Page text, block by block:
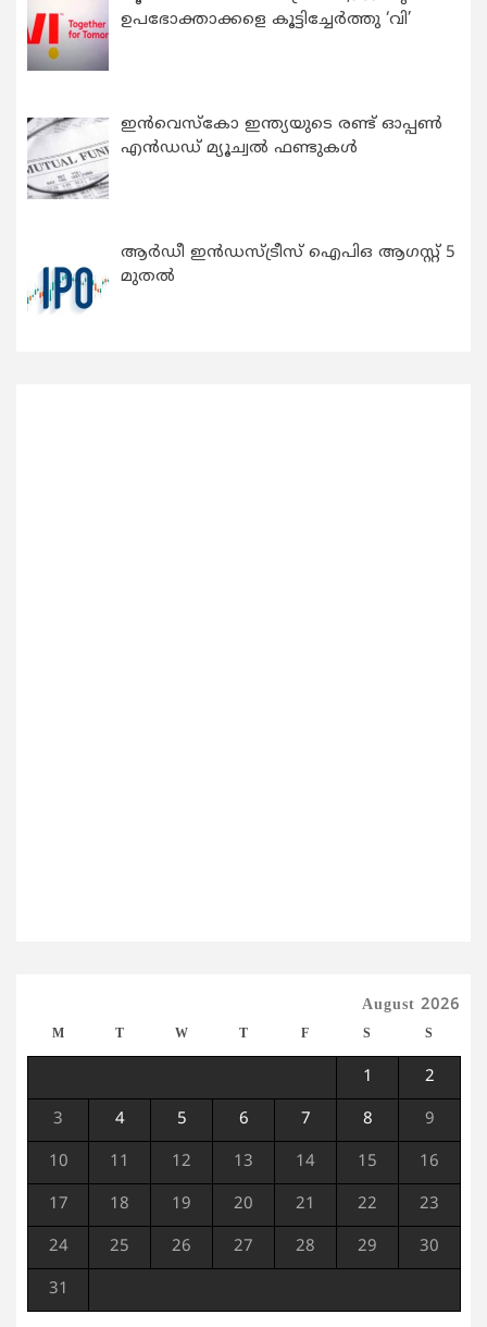
ഉപഭോക്താക്കളെ കൂട്ടിച്ചേർത്തു ‘വി’
ഇന്‍വെസ്കോ ഇന്ത്യയുടെ രണ്ട് ഓപ്പണ്‍
എന്‍ഡഡ് മ്യൂച്വല്‍ ഫണ്ടുകള്‍
ആർഡീ ഇൻഡസ്ട്രീസ് ഐപിഒ ആഗസ്റ്റ് 5
മുതൽ
August 2026
M T W T F S S
1 2
3 4 5 6 7 8 9
10 11 12 13 14 15 16
17 18 19 20 21 22 23
24 25 26 27 28 29 30
31